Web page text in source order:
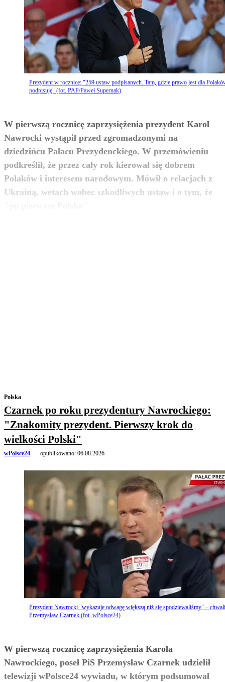
Prezydent w rocznicę: "259 ustaw podpisanych. Tam, gdzie prawo jest dla
podpisuję" (fot. PAP/Paweł Supernak)
W pierwszą rocznicę zaprzysiężenia prezydent Karol
Nawrocki wystąpił przed zgromadzonymi na
dziedzińcu Pałacu Prezydenckiego. W przemówieniu
podkreślił, że przez cały rok kierował się dobrem
Polaków i interesem narodowym. Mówił o relacjach z
Ukrainą, wetach wobec szkodliwych ustaw i o tym, że
zobacz więcej
Polska
Czarnek po roku prezydentury Nawrockiego:
"Znakomity prezydent. Pierwszy krok do
wielkości Polski"
wPolsce24 opublikowano: 06.08.2026
Prezydent Nawrocki "wykazuje odwagę większą niż się spodziewaliśmy" – chwali
Przemysław Czarnek (fot. wPolsce24)
W pierwszą rocznicę zaprzysiężenia Karola
Nawrockiego, poseł PiS Przemysław Czarnek udzielił
telewizji wPolsce24 wywiadu, w którym podsumował